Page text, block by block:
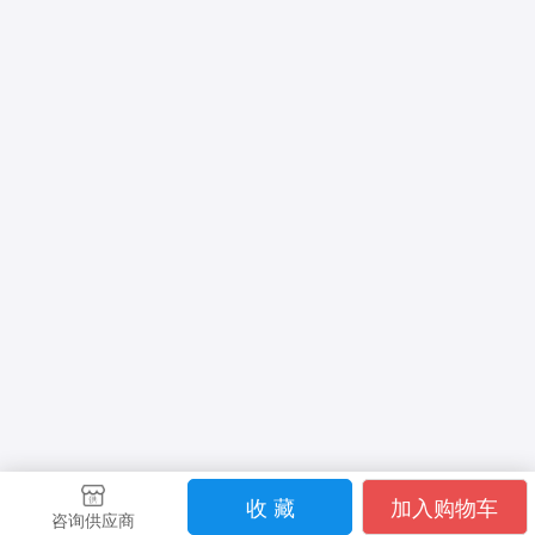
咨询供应商 收 藏 加入购物车